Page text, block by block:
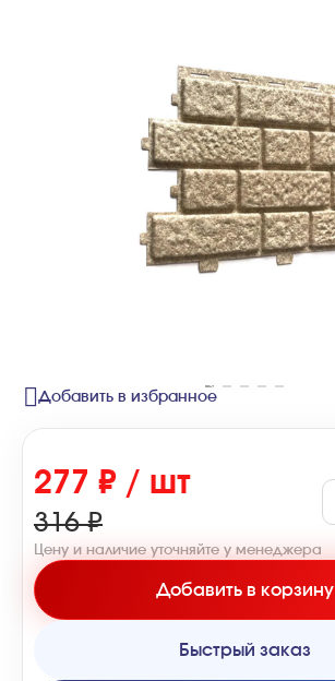
Добавить в избранное
277 ₽ / шт
316 ₽
Цену и наличие уточняйте у менеджера
Добавить в корзину
Быстрый заказ